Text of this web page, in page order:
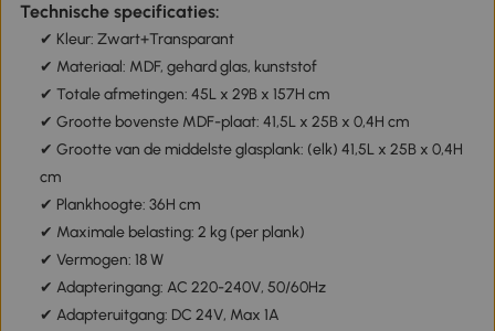
Technische specificaties:
✔ Kleur: Zwart+Transparant
✔ Materiaal: MDF, gehard glas, kunststof
✔ Totale afmetingen: 45L x 29B x 157H cm
✔ Grootte bovenste MDF-plaat: 41,5L x 25B x 0,4H cm
✔ Grootte van de middelste glasplank: (elk) 41,5L x 25B x 0,4H
cm
✔ Plankhoogte: 36H cm
✔ Maximale belasting: 2 kg (per plank)
✔ Vermogen: 18 W
✔ Adapteringang: AC 220-240V, 50/60Hz
✔ Adapteruitgang: DC 24V, Max 1A